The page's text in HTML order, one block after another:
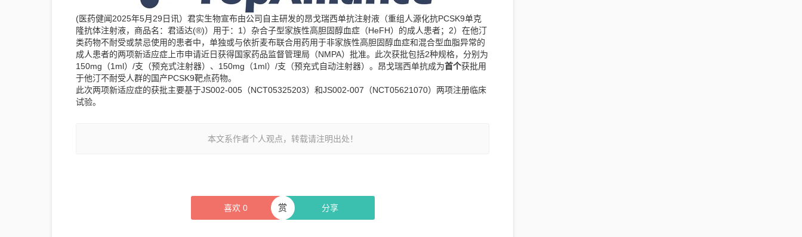
(医药健闻2025年5月29日讯）君实生物宣布由公司自主研发的昂戈瑞西单抗注射液（重组人源化抗PCSK9单克
隆抗体注射液，商品名：君适达(®)）用于：1）杂合子型家族性高胆固醇血症（HeFH）的成人患者；2）在他汀
类药物不耐受或禁忌使用的患者中，单独或与依折麦布联合用药用于非家族性高胆固醇血症和混合型血脂异常的
成人患者的两项新适应症上市申请近日获得国家药品监督管理局（NMPA）批准。此次获批包括2种规格，分别为
150mg（1ml）/支（预充式注射器）、150mg（1ml）/支（预充式自动注射器）。昂戈瑞西单抗成为首个获批用
于他汀不耐受人群的国产PCSK9靶点药物。
此次两项新适应症的获批主要基于JS002-005（NCT05325203）和JS002-007（NCT05621070）两项注册临床
试验。
本文系作者个人观点，转载请注明出处！
喜欢 0 分享
赏